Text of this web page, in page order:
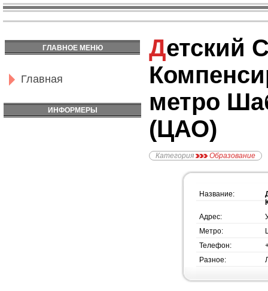
ГЛАВНОЕ МЕНЮ
Главная
ИНФОРМЕРЫ
Детский Сад №2204
метро
(ЦАО)
Категория Образование
Название:
Адрес:
Метро:
Телефон:
Разное: